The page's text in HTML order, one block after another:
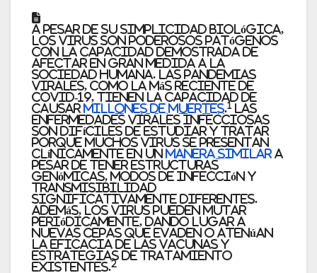
A pesar de su simplicidad biológica,
los virus son poderosos patógenos
con la capacidad demostrada de
afectar en gran medida a la
sociedad humana. Las pandemias
virales, como la más reciente de
COVID-19, tienen la capacidad de
causar millones de muertes.1Las
enfermedades virales infecciosas
son difíciles de estudiar y tratar
porque muchos virus se presentan
clínicamente en un manera similar a
pesar de tener estructuras
genómicas, modos de infección y
transmisibilidad
significativamente diferentes.
Además, los virus pueden mutar
periódicamente, dando lugar a
nuevas cepas que evaden o atenúan
la eficacia de las vacunas y
estrategias de tratamiento
existentes.2